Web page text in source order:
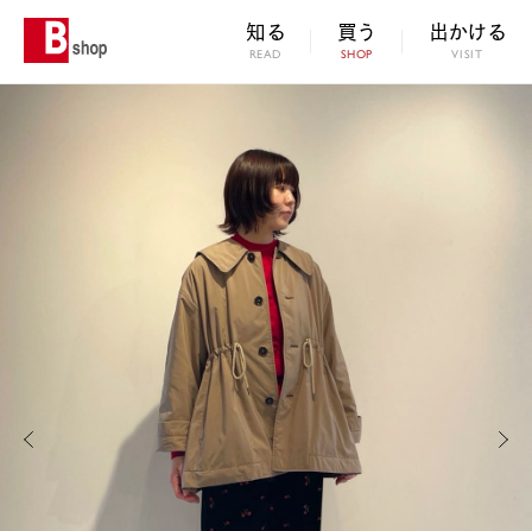
知る
READ
買う
SHOP
出かける
VISIT